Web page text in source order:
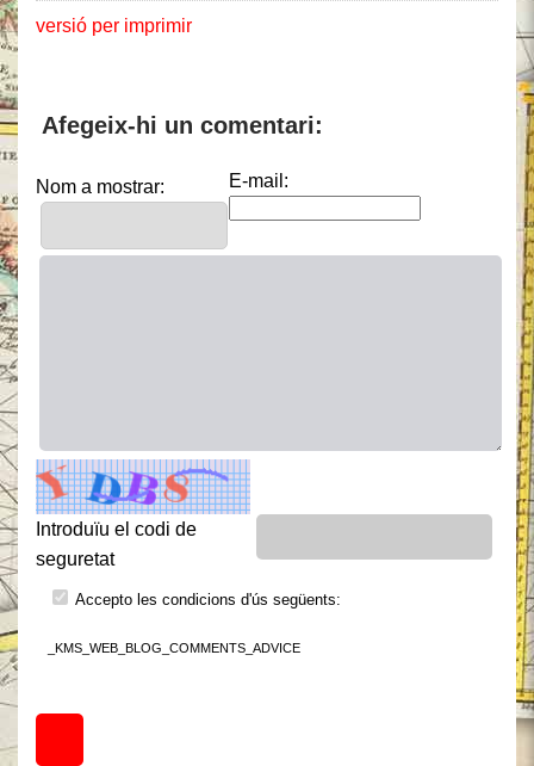
versió per imprimir
Afegeix-hi un comentari:
Nom a mostrar: E-mail:
Introduïu el codi de
seguretat
Accepto les condicions d'ús següents:
_KMS_WEB_BLOG_COMMENTS_ADVICE